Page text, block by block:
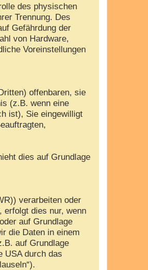
des physischen
Trennung. Des
Gefährdung der
von Hardware,
Voreinstellungen
offenbaren, sie
(z.B. wenn eine
ist), Sie eingewilligt
dies auf Grundlage
verarbeiten oder
erfolgt dies nur, wenn
auf Grundlage
die Daten in einem
auf Grundlage
USA durch das